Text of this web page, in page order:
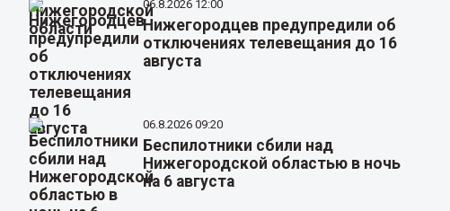
06.8.2026 12:00
Нижегородцев предупредили об
отключениях телевещания до 16
августа
06.8.2026 09:20
Беспилотники сбили над
Нижегородской областью в ночь
на 6 августа